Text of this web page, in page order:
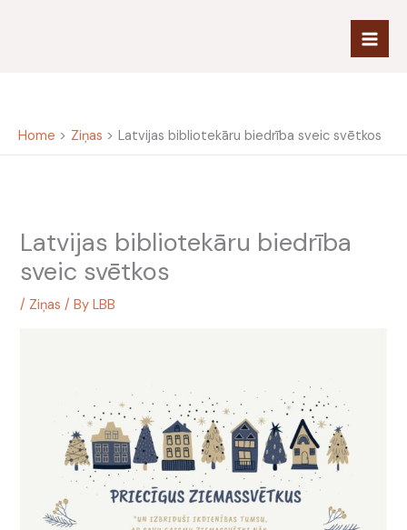
Home Ziņas Latvijas bibliotekāru biedrība sveic svētkos
Latvijas bibliotekāru biedrība
sveic svētkos
/ Ziņas / ByLBB